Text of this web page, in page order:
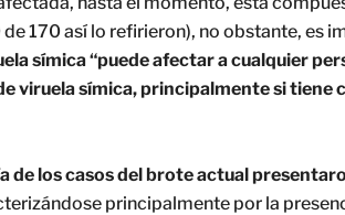
170 así lo refirieron), no obstante, es
símica “puede afectar a cualquier
viruela símica, principalmente si
de los casos del brote actual
principalmente por la